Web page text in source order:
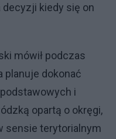
kiedy się on
mówił podczas
planuje dokonać
i
opartą o okręgi,
sensie terytorialnym